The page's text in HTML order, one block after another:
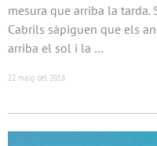
mesura que arriba la
Cabrils sàpiguen que els
arriba el sol i la …
22 maig del 2018